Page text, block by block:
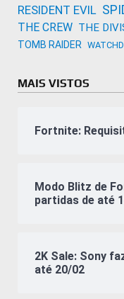
RESIDENT EVIL
THE CREW THE
TOMB RAIDER
MAIS VISTOS
Fortnite:
Modo Blitz de
partidas de até
2K Sale: Sony
até 20/02